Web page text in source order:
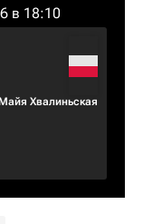
в 18:10
Майя Хвалиньская